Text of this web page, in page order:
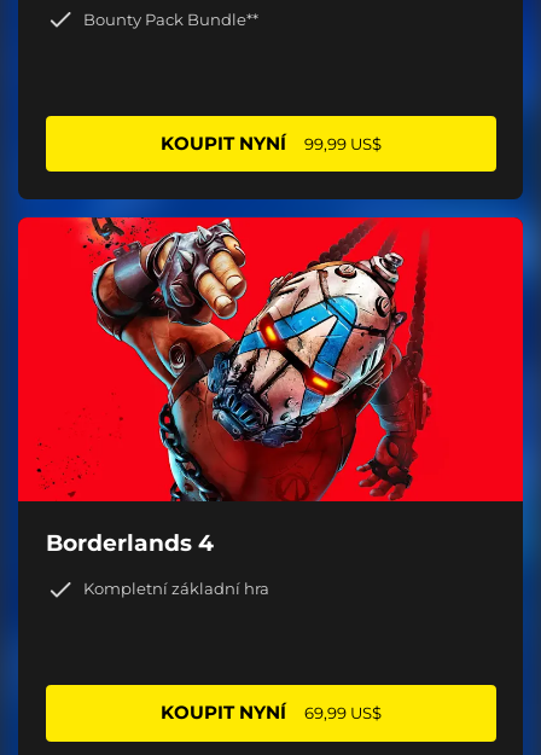
Bounty Pack Bundle**
KOUPIT NYNÍ 99,99 US$
Borderlands 4
Kompletní základní hra
KOUPIT NYNÍ 69,99 US$